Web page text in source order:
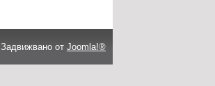
Задвижвано от Joomla!®